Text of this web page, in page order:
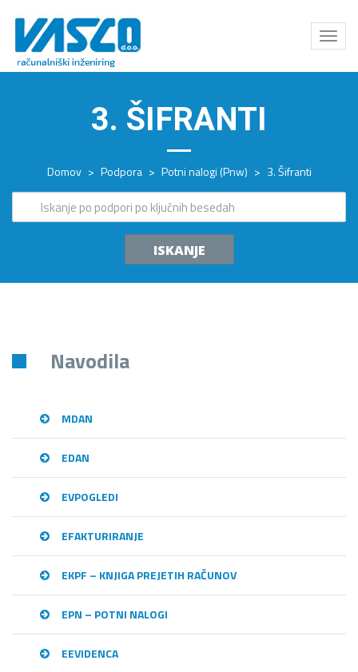
Odpri
meni
3. ŠIFRANTI
Domov > Podpora > Potni nalogi (Pnw) > 3. Šifranti
ISKANJE
Navodila
MDAN
EDAN
EVPOGLEDI
EFAKTURIRANJE
EKPF – KNJIGA PREJETIH RAČUNOV
EPN – POTNI NALOGI
EEVIDENCA